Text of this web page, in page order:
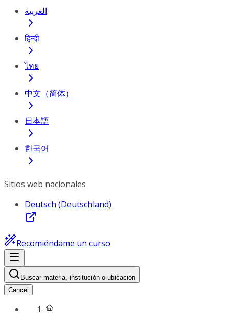
العربية
हिन्दी
ไทย
中文（简体）
日本語
한국어
Sitios web nacionales
Deutsch (Deutschland)
Recomiéndame un curso
Buscar materia, institución o ubicación
Cancel